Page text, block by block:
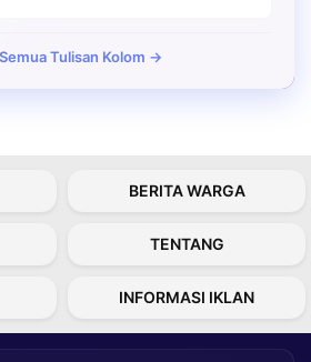
Tulisan Kolom →
BERITA WARGA
TENTANG
INFORMASI IKLAN